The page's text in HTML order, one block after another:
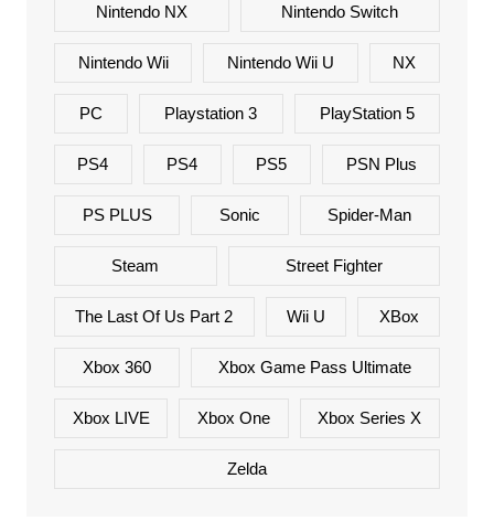
Nintendo NX Nintendo Switch
Nintendo Wii Nintendo Wii U NX
PC Playstation 3 PlayStation 5
PS4 PS4 PS5 PSN Plus
PS PLUS Sonic Spider-Man
Steam Street Fighter
The Last Of Us Part 2 Wii U XBox
Xbox 360 Xbox Game Pass Ultimate
Xbox LIVE Xbox One Xbox Series X
Zelda